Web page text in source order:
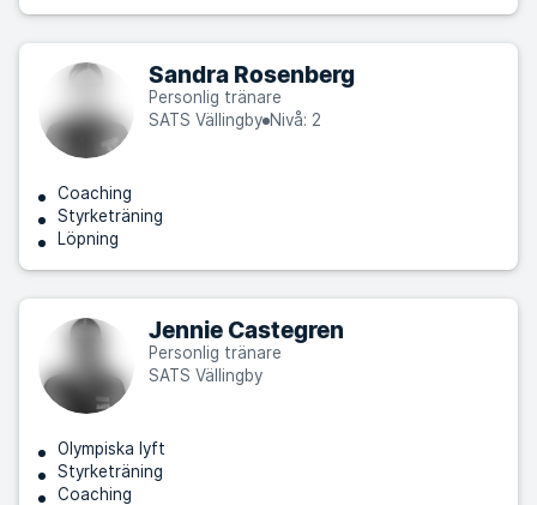
Sandra Rosenberg
Personlig tränare
SATS Vällingby Nivå: 2
Coaching
Styrketräning
Löpning
Jennie Castegren
Personlig tränare
SATS Vällingby
Olympiska lyft
Styrketräning
Coaching